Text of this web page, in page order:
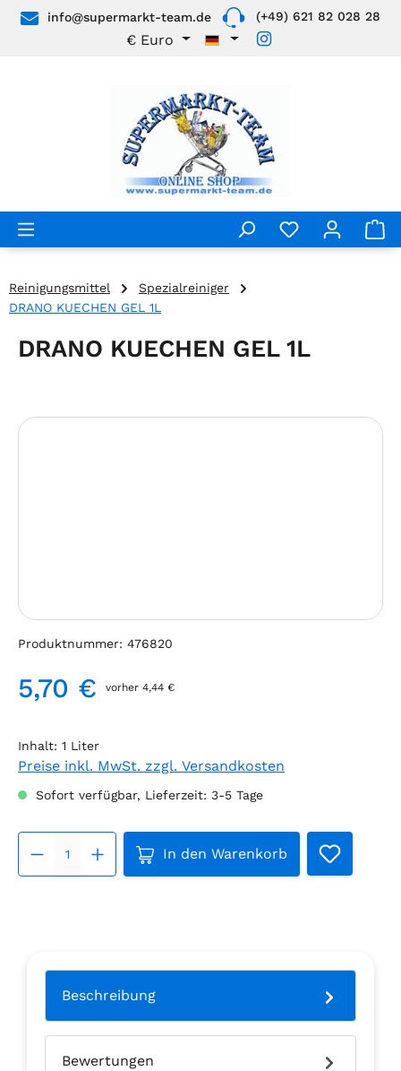
Zum Hauptinhalt springen
info@supermarkt-team.de (+49) 621 82 028 28
€ Euro
Reinigungsmittel
Spezialreiniger
DRANO KUECHEN GEL 1L
DRANO KUECHEN GEL 1L
Bildergalerie überspringen
Produktnummer: 476820
Regulärer Preis:
5,70 € vorher 4,44 €
Inhalt: 1 Liter
Preise inkl. MwSt. zzgl. Versandkosten
Sofort verfügbar, Lieferzeit: 3-5 Tage
Produkt Anzahl: Gib den
In den Warenkorb
Beschreibung
Bewertungen